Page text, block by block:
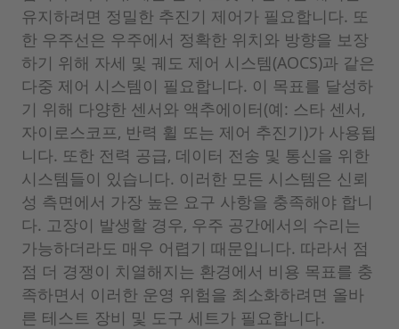
유지하려면 정밀한 추진기 제어가 필요합니다. 또
한 우주선은 우주에서 정확한 위치와 방향을 보장
하기 위해 자세 및 궤도 제어 시스템(AOCS)과 같은
다중 제어 시스템이 필요합니다. 이 목표를 달성하
기 위해 다양한 센서와 액추에이터(예: 스타 센서,
자이로스코프, 반력 휠 또는 제어 추진기)가 사용됩
니다. 또한 전력 공급, 데이터 전송 및 통신을 위한
시스템들이 있습니다. 이러한 모든 시스템은 신뢰
성 측면에서 가장 높은 요구 사항을 충족해야 합니
다. 고장이 발생할 경우, 우주 공간에서의 수리는
가능하더라도 매우 어렵기 때문입니다. 따라서 점
점 더 경쟁이 치열해지는 환경에서 비용 목표를 충
족하면서 이러한 운영 위험을 최소화하려면 올바
른 테스트 장비 및 도구 세트가 필요합니다.